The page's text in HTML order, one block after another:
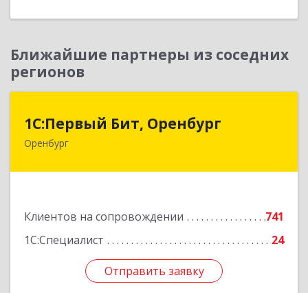
Ближайшие партнеры из соседних
регионов
1С:Первый Бит, Оренбург
Оренбург
Клиентов на сопровождении
741
1С:Специалист
24
Отправить заявку
1С:Первый Бит, Оренбург
460044, Оренбургская обл, Оренбург, Березка
Отправить заявку